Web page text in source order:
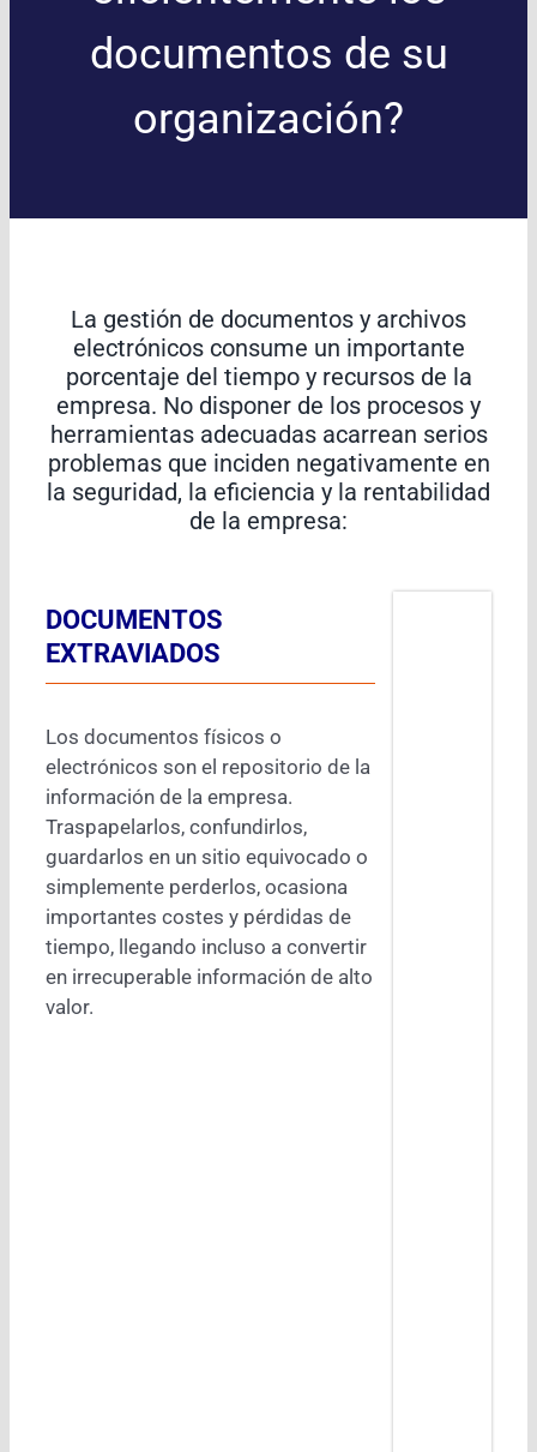
documentos de su
organización?
La gestión de documentos y archivos
electrónicos consume un importante
porcentaje del tiempo y recursos de la
empresa. No disponer de los procesos y
herramientas adecuadas acarrean serios
problemas que inciden negativamente en
la seguridad, la eficiencia y la rentabilidad
de la empresa:
DOCUMENTOS
EXTRAVIADOS
Los documentos físicos o
electrónicos son el repositorio de la
información de la empresa.
Traspapelarlos, confundirlos,
guardarlos en un sitio equivocado o
simplemente perderlos, ocasiona
importantes costes y pérdidas de
tiempo, llegando incluso a convertir
en irrecuperable información de alto
valor.